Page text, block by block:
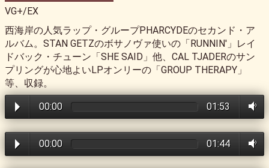
VG+/EX
西海岸の人気ラップ・グループPHARCYDEのセカンド・ア
ルバム。STAN GETZのボサノヴァ使いの「RUNNIN'」レイ
ドバック・チューン「SHE SAID」他、CAL TJADERのサン
プリングが心地よいLPオンリーの「GROUP THERAPY」
等、収録。
00:00 01:53
00:00 01:44